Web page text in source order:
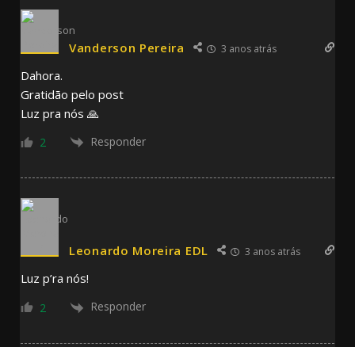
Vanderson Pereira 3 anos atrás
Dahora.
Gratidão pelo post
Luz pra nós 🙏
2 Responder
Leonardo Moreira EDL 3 anos atrás
Luz p’ra nós!
2 Responder